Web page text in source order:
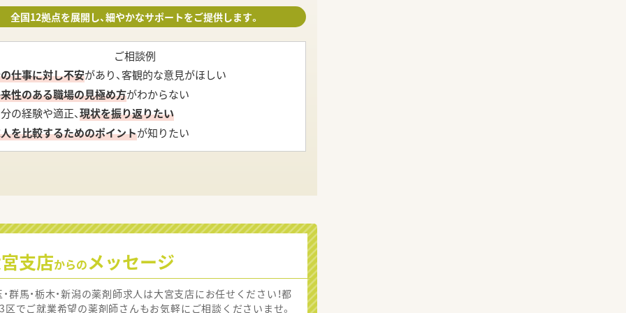
全国12拠点を展開し、細やかなサポートをご提供します。
ご相談例
仕事に対し不安があり、客観的な意見がほしい
性のある職場の見極め方がわからない
の経験や適正、現状を振り返りたい
を比較するためのポイントが知りたい
支店からのメッセージ
群馬・栃木・新潟の薬剤師求人は大宮支店にお任せください！都
区でご就業希望の薬剤師さんもお気軽にご相談くださいませ。